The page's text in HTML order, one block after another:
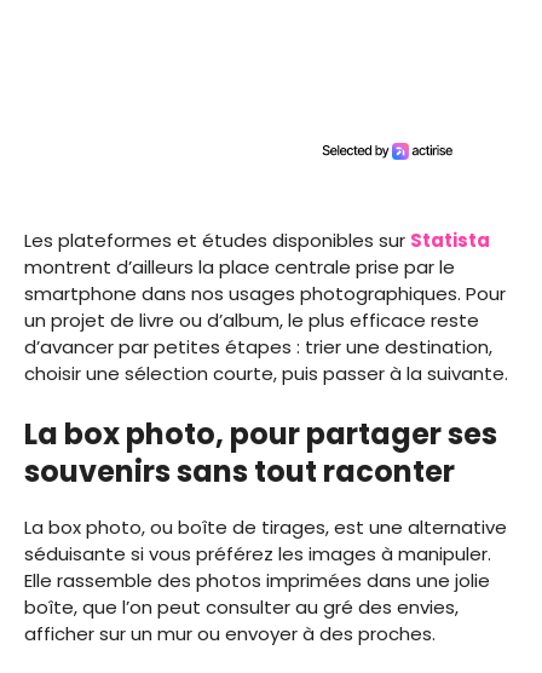
Les plateformes et études disponibles sur Statista
montrent d’ailleurs la place centrale prise par le
smartphone dans nos usages photographiques. Pour
un projet de livre ou d’album, le plus efficace reste
d’avancer par petites étapes : trier une destination,
choisir une sélection courte, puis passer à la suivante.
La box photo, pour partager ses
souvenirs sans tout raconter
La box photo, ou boîte de tirages, est une alternative
séduisante si vous préférez les images à manipuler.
Elle rassemble des photos imprimées dans une jolie
boîte, que l’on peut consulter au gré des envies,
afficher sur un mur ou envoyer à des proches.